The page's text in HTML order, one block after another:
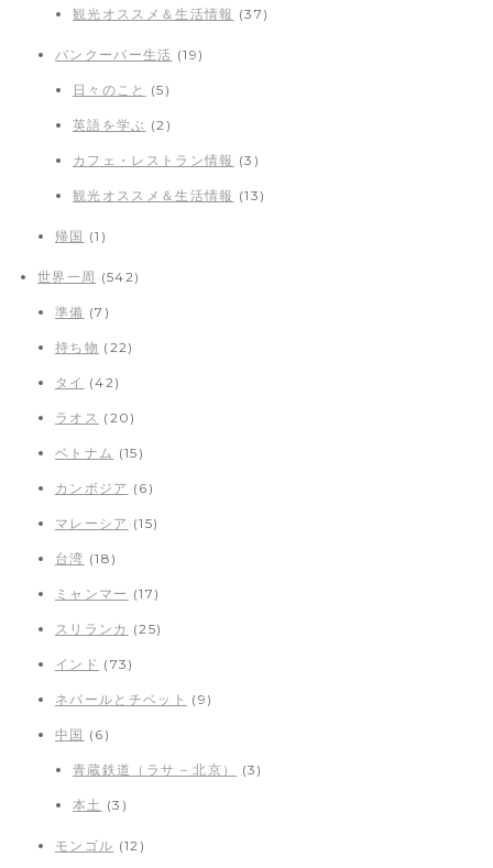
観光オススメ＆生活情報 (37)
バンクーバー生活 (19)
日々のこと (5)
英語を学ぶ (2)
カフェ・レストラン情報 (3)
観光オススメ＆生活情報 (13)
帰国 (1)
世界一周 (542)
準備 (7)
持ち物 (22)
タイ (42)
ラオス (20)
ベトナム (15)
カンボジア (6)
マレーシア (15)
台湾 (18)
ミャンマー (17)
スリランカ (25)
インド (73)
ネパールとチベット (9)
中国 (6)
青蔵鉄道（ラサ – 北京） (3)
本土 (3)
モンゴル (12)